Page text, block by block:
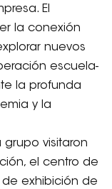
El
la conexión
nuevos
escuela-
la profunda
y la
grupo visitaron
el centro de
de exhibición de